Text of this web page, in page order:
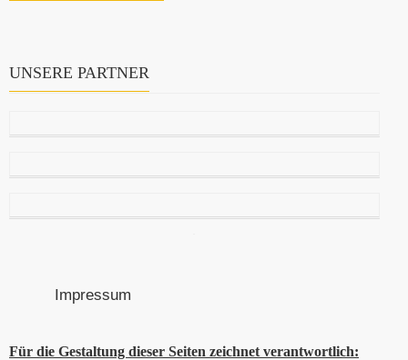
UNSERE PARTNER
Impressum
Für die Gestaltung dieser Seiten zeichnet verantwortlich: